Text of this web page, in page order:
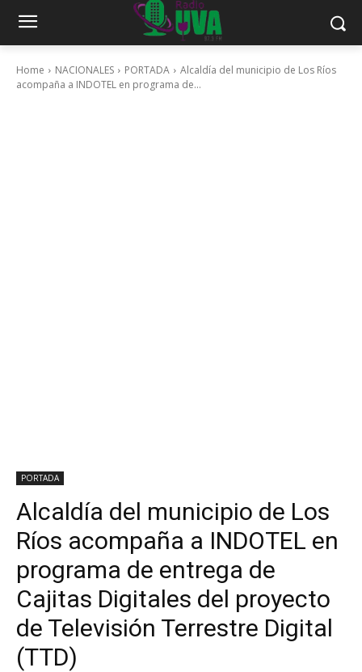
Home NACIONALES PORTADA
Alcaldía del municipio de Los Ríos
acompaña a INDOTEL en programa de...
PORTADA
Alcaldía del municipio de Los
Ríos acompaña a INDOTEL en
programa de entrega de
Cajitas Digitales del proyecto
de Televisión Terrestre Digital
(TTD)